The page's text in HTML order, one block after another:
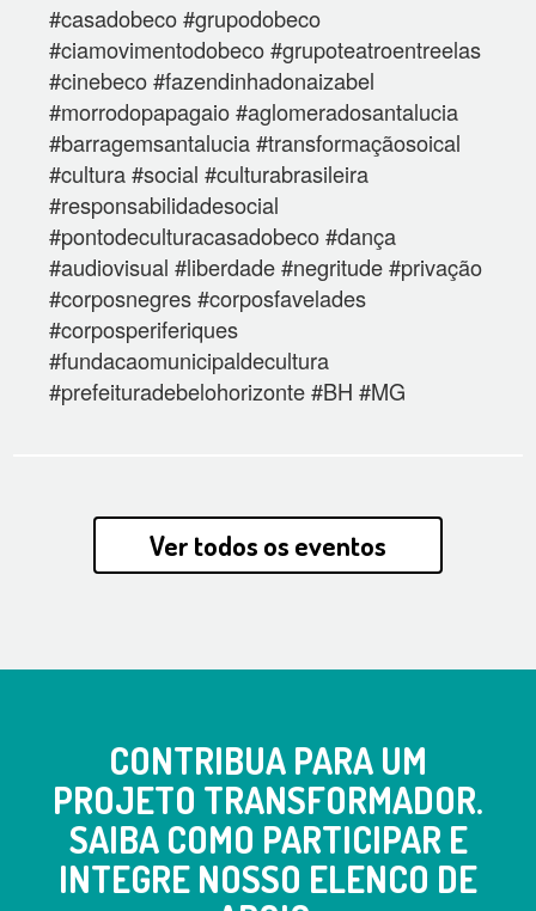
#casadobeco #grupodobeco
#ciamovimentodobeco #grupoteatroentreelas
#cinebeco #fazendinhadonaizabel
#morrodopapagaio #aglomeradosantalucia
#barragemsantalucia #transformaçãosoical
#cultura #social #culturabrasileira
#responsabilidadesocial
#pontodeculturacasadobeco #dança
#audiovisual #liberdade #negritude #privação
#corposnegres #corposfavelades
#corposperiferiques
#fundacaomunicipaldecultura
#prefeituradebelohorizonte #BH #MG
Ver todos os eventos
CONTRIBUA PARA UM
PROJETO TRANSFORMADOR.
SAIBA COMO PARTICIPAR E
INTEGRE NOSSO ELENCO DE